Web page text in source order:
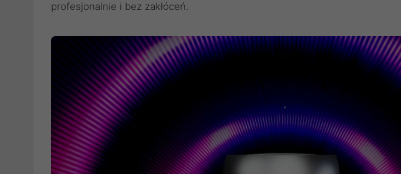
profesjonalnie i bez zakłóceń.